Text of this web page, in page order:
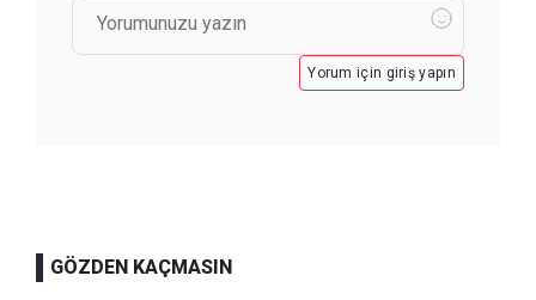
Yorum için giriş yapın
GÖZDEN KAÇMASIN